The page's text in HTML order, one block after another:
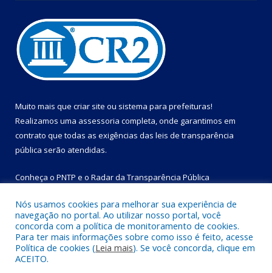
Muito mais que criar site ou sistema para prefeituras!
Realizamos uma assessoria completa, onde garantimos em
contrato que todas as exigências das leis de transparência
pública serão atendidas.
Conheça o PNTP e o Radar da Transparência Pública
Todos os direitos reservados a Prefeitura Municipal de Bom
Jesus do Tocantins.
Nós usamos cookies para melhorar sua experiência de
navegação no portal. Ao utilizar nosso portal, você
concorda com a política de monitoramento de cookies.
Para ter mais informações sobre como isso é feito, acesse
Política de cookies (Leia mais). Se você concorda, clique em
ACEITO.